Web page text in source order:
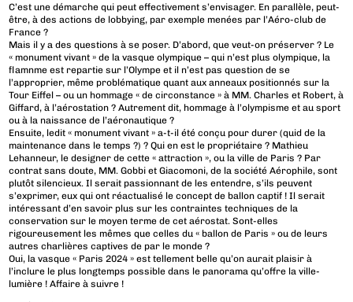
C’est une démarche qui peut effectivement s’envisager. En parallèle, peut-
être, à des actions de lobbying, par exemple menées par l’Aéro-club de
France ?
Mais il y a des questions à se poser. D’abord, que veut-on préserver ? Le
« monument vivant » de la vasque olympique – qui n’est plus olympique, la
flamnme est repartie sur l’Olympe et il n’est pas question de se
l’approprier, même problématique quant aux anneaux positionnés sur la
Tour Eiffel – ou un hommage « de circonstance » à MM. Charles et Robert, à
Giffard, à l’aérostation ? Autrement dit, hommage à l’olympisme et au sport
ou à la naissance de l’aéronautique ?
Ensuite, ledit « monument vivant » a-t-il été conçu pour durer (quid de la
maintenance dans le temps ?) ? Qui en est le propriétaire ? Mathieu
Lehanneur, le designer de cette « attraction », ou la ville de Paris ? Par
contrat sans doute, MM. Gobbi et Giacomoni, de la société Aérophile, sont
plutôt silencieux. Il serait passionnant de les entendre, s’ils peuvent
s’exprimer, eux qui ont réactualisé le concept de ballon captif ! Il serait
intéressant d’en savoir plus sur les contraintes techniques de la
conservation sur le moyen terme de cet aérostat. Sont-elles
rigoureusement les mêmes que celles du « ballon de Paris » ou de leurs
autres charlières captives de par le monde ?
Oui, la vasque « Paris 2024 » est tellement belle qu’on aurait plaisir à
l’inclure le plus longtemps possible dans le panorama qu’offre la ville-
lumière ! Affaire à suivre !